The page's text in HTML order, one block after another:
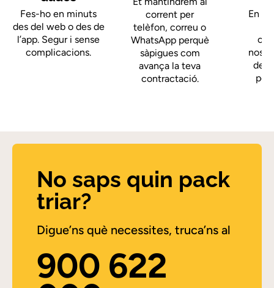
Fes-ho en minuts
des del web o des de
l’app. Segur i sense
complicacions.
corrent per
telèfon, correu o
WhatsApp perquè
sàpigues com
avança la teva
contractació.
En
per
No saps quin pack
triar?
Digue’ns què necessites, truca’ns al
900 622